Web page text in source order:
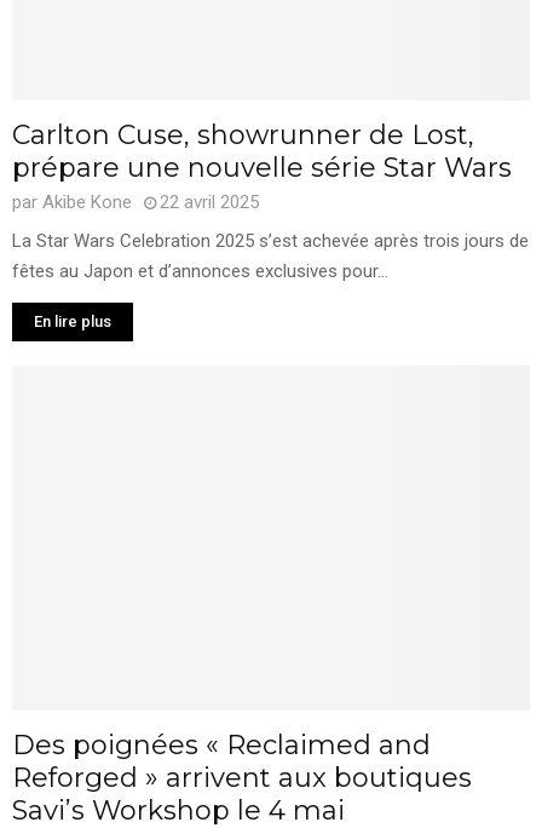
Carlton Cuse, showrunner de Lost,
prépare une nouvelle série Star Wars
par Akibe Kone
22 avril 2025
La Star Wars Celebration 2025 s’est achevée après trois jours de
fêtes au Japon et d’annonces exclusives pour...
En lire plus
Des poignées « Reclaimed and
Reforged » arrivent aux boutiques
Savi’s Workshop le 4 mai